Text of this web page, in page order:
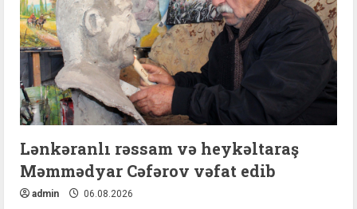
Lənkəranlı rəssam və heykəltaraş
Məmmədyar Cəfərov vəfat edib
admin 06.08.2026